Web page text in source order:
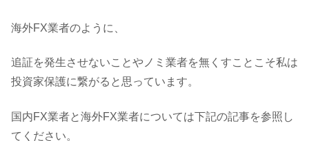
海外FX業者のように、
追証を発生させないことやノミ業者を無くすことこそ私は
投資家保護に繋がると思っています。
国内FX業者と海外FX業者については下記の記事を参照し
てください。